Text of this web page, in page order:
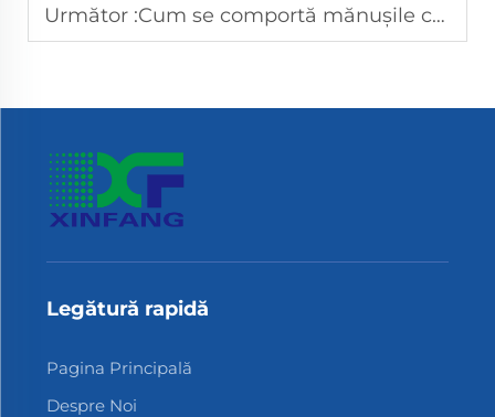
Următor :Cum se comportă mănușile compostabile în condiții de manipulare a alimentelor umede?
Legătură rapidă
Pagina Principală
Despre Noi